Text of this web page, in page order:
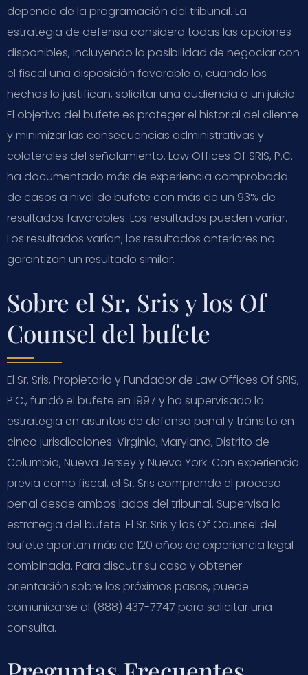
depende de la programación del tribunal. La
estrategia de defensa considera todas las opciones
disponibles, incluyendo la posibilidad de negociar con
el fiscal una disposición favorable o, cuando los
hechos lo justifican, solicitar una audiencia o un juicio.
El objetivo del bufete es proteger el historial del cliente
y minimizar las consecuencias administrativas y
colaterales del señalamiento. Law Offices Of SRIS, P.C.
ha documentado más de experiencia comprobada
de casos a nivel de bufete con más de un 93% de
resultados favorables. Los resultados pueden variar.
Los resultados varían; los resultados anteriores no
garantizan un resultado similar.
Sobre el Sr. Sris y los Of
Counsel del bufete
El Sr. Sris, Propietario y Fundador de Law Offices Of SRIS,
P.C., fundó el bufete en 1997 y ha supervisado la
estrategia en asuntos de defensa penal y tránsito en
cinco jurisdicciones: Virginia, Maryland, Distrito de
Columbia, Nueva Jersey y Nueva York. Con experiencia
previa como fiscal, el Sr. Sris comprende el proceso
penal desde ambos lados del tribunal. Supervisa la
estrategia del bufete. El Sr. Sris y los Of Counsel del
bufete aportan más de 120 años de experiencia legal
combinada. Para discutir su caso y obtener
orientación sobre los próximos pasos, puede
comunicarse al (888) 437-7747 para solicitar una
consulta.